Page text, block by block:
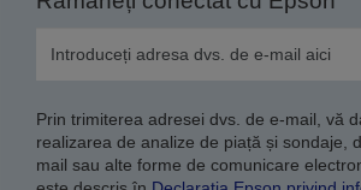
Prin trimiterea adresei dvs. de e-mail, vă
realizarea de analize de piață și sondaje,
mail sau alte forme de comunicare